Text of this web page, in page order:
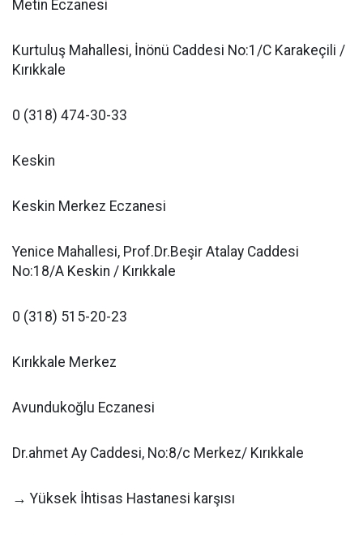
Metin Eczanesi
Kurtuluş Mahallesi, İnönü Caddesi No:1/C Karakeçili /
Kırıkkale
0 (318) 474-30-33
Keskin
Keskin Merkez Eczanesi
Yenice Mahallesi, Prof.Dr.Beşir Atalay Caddesi
No:18/A Keskin / Kırıkkale
0 (318) 515-20-23
Kırıkkale Merkez
Avundukoğlu Eczanesi
Dr.ahmet Ay Caddesi, No:8/c Merkez/ Kırıkkale
→ Yüksek İhtisas Hastanesi karşısı